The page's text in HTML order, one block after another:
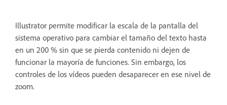
Illustrator permite modificar la escala de la pantalla del
sistema operativo para cambiar el tamaño del texto hasta
en un 200 % sin que se pierda contenido ni dejen de
funcionar la mayoría de funciones. Sin embargo, los
controles de los vídeos pueden desaparecer en ese nivel de
zoom.